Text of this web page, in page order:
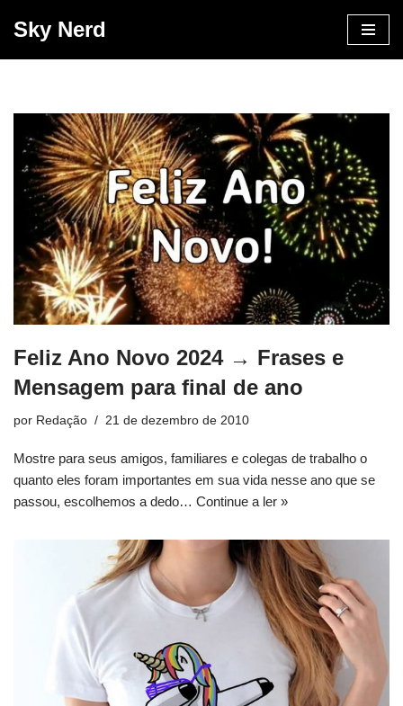
conteúdo
Sky Nerd
Feliz Ano Novo 2024 → Frases e
Mensagem para final de ano
por Redação 21 de dezembro de 2010
Mostre para seus amigos, familiares e colegas de trabalho o
quanto eles foram importantes em sua vida nesse ano que se
passou, escolhemos a dedo… Continue a ler »